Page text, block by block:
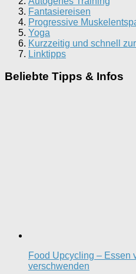
Fantasiereisen
Progressive
Yoga
Kurzzeitig und schnell
Linktipps
Beliebte Tipps & Infos
Food Upcycling – Essen
verschwenden